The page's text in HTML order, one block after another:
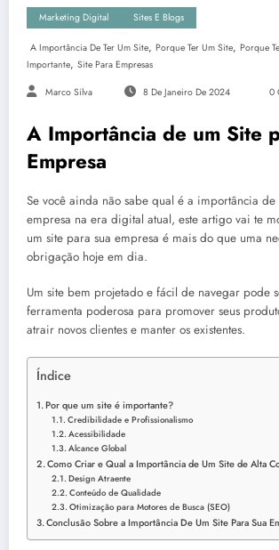
Marketing Digital Sites E Blogs
A Importância De Ter Um Site, Porque Ter Um Site, Porque
Importante, Site Para Empresas
Marco Silva 8 De Janeiro De 2024 0
A Importância de um Site
Empresa
Se você ainda não sabe qual é a importância de
empresa na era digital atual, este artigo vai te
um site para sua empresa é mais do que uma
obrigação hoje em dia.
Um site bem projetado e fácil de navegar pode
ferramenta poderosa para promover seus
atrair novos clientes e manter os existentes.
Índice
Por que um site é importante?
Credibilidade e Profissionalismo
Acessibilidade
Alcance Global
Como Criar e Qual a Importância de Um Site de Alta
Design Atraente
Conteúdo de Qualidade
Otimização para Motores de Busca (SEO)
Conclusão Sobre a Importância De Um Site Para Sua